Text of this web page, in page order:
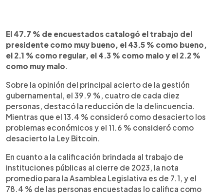
El 47.7 % de encuestados catalogó el trabajo del
presidente como muy bueno, el 43.5 % como bueno,
el 2.1 % como regular, el 4.3 % como malo y el 2.2 %
como muy malo
Sobre la opinión del principal acierto de la gestión
gubernamental, el 39.9 %, cuatro de cada diez
personas, destacó la reducción de la delincuencia.
Mientras que el 13.4 % consideró como desacierto los
problemas económicos y el 11.6 % consideró como
desacierto la Ley Bitcoin.
En cuanto a la calificación brindada al trabajo de
instituciones públicas al cierre de 2023, la nota
promedio para la Asamblea Legislativa es de 7.1, y el
78.4 % de las personas encuestadas lo califica como